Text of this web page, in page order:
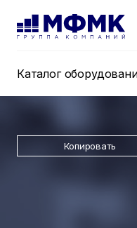
Каталог
Копировать